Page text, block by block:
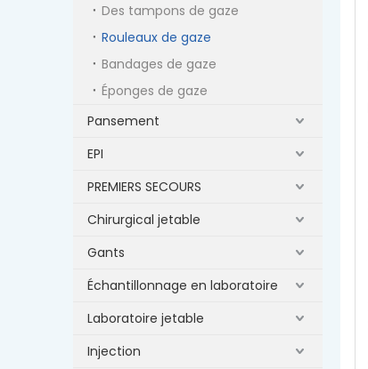
Des tampons de gaze
Rouleaux de gaze
Bandages de gaze
Éponges de gaze
Pansement
EPI
PREMIERS SECOURS
Chirurgical jetable
Gants
Échantillonnage en laboratoire
Laboratoire jetable
Injection